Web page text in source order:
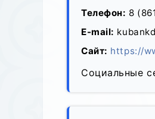
Телефон: 8
E-mail:
Сайт: https://
Социальные